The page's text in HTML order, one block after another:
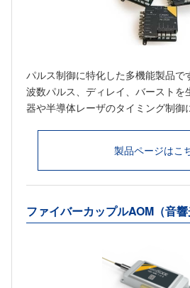
パルス制御に特化した多機能製品で
波数パルス、ディレイ、バーストを
器や半導体レーザのタイミング制御
製品ページはこ
ファイバーカップルAOM（音響